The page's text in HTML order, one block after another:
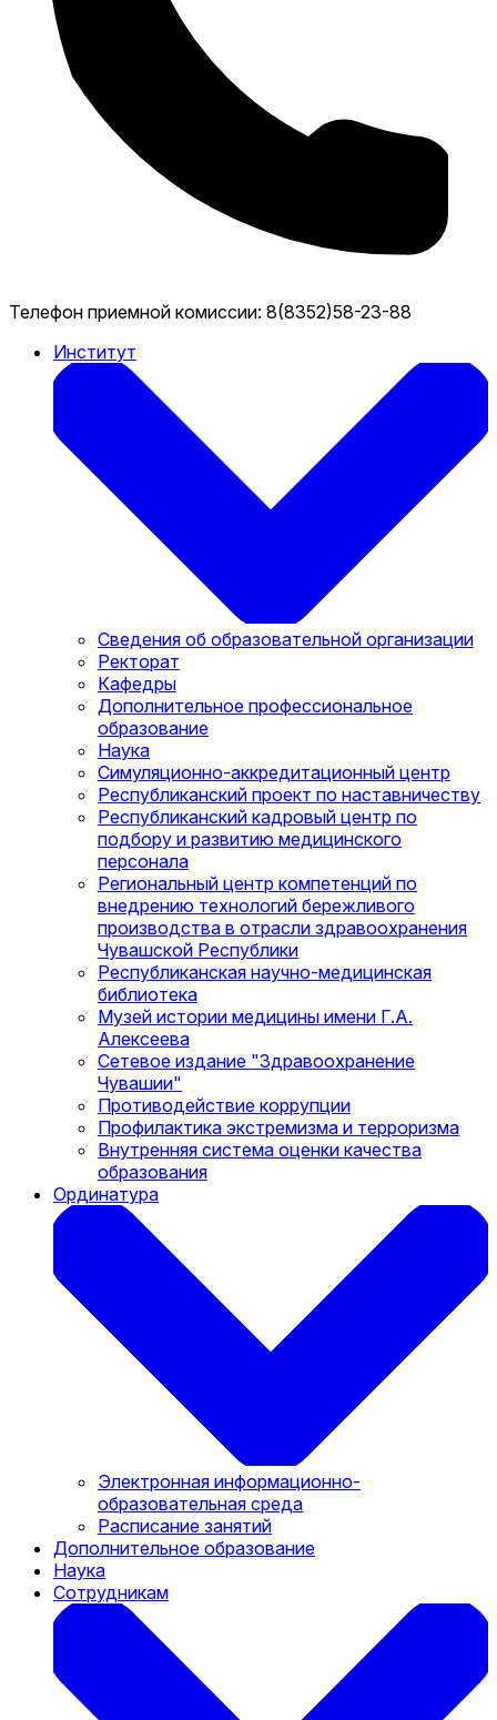
Телефон приемной комиссии: 8(8352)58-23-88
Институт
Сведения об образовательной организации
Ректорат
Кафедры
Дополнительное профессиональное
образование
Наука
Симуляционно-аккредитационный центр
Республиканский проект по наставничеству
Республиканский кадровый центр по
подбору и развитию медицинского
персонала
Региональный центр компетенций по
внедрению технологий бережливого
производства в отрасли здравоохранения
Чувашской Республики
Республиканская научно-медицинская
библиотека
Музей истории медицины имени Г.А.
Алексеева
Сетевое издание "Здравоохранение
Чувашии"
Противодействие коррупции
Профилактика экстремизма и терроризма
Внутренняя система оценки качества
образования
Ординатура
Электронная информационно-
образовательная среда
Расписание занятий
Дополнительное образование
Наука
Сотрудникам